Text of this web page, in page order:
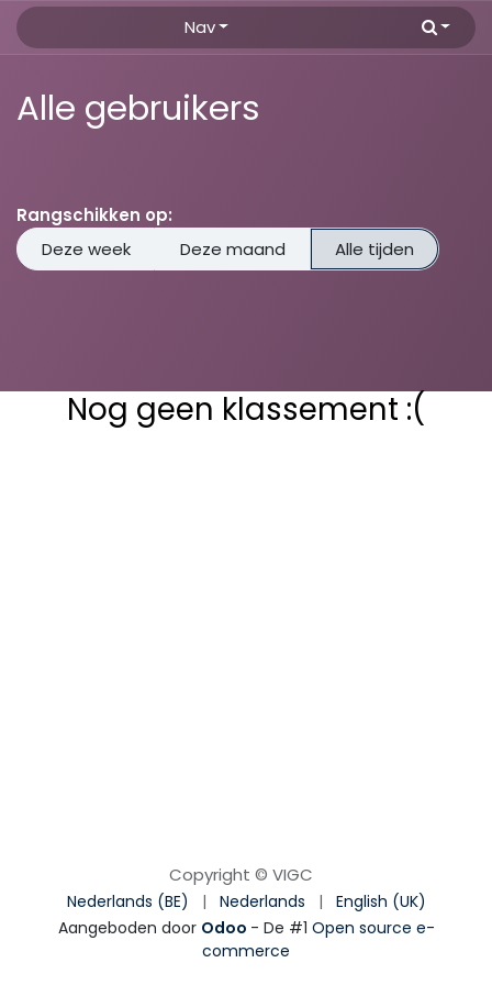
Overslaan naar inhoud
Nav
Alle gebruikers
Rangschikken op:
Deze week
Deze maand Alle tijden
Nog geen klassement :(
Copyright © VIGC
Nederlands (BE) | Nederlands |
English (UK)
Aangeboden door Odoo - De #1 Open source e-
commerce